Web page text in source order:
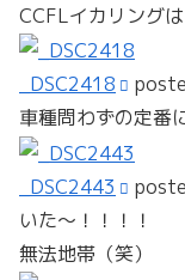
CCFLイカリング
_DSC2418
車種問わずの定番
_DSC2443
いた～！！！！
無法地帯（笑）